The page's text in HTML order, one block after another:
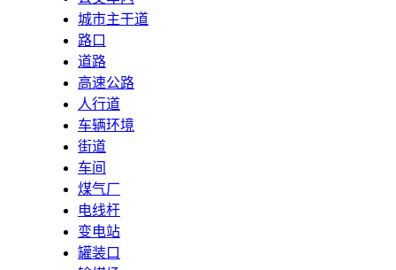
城市主干道
路口
道路
高速公路
人行道
车辆环境
街道
车间
煤气厂
电线杆
变电站
罐装口